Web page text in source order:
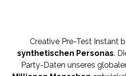
Creative Pre-Test Instant
synthetischen Personas.
Party-Daten unseres